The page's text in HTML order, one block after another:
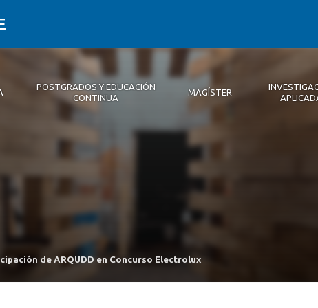
Autoridades
Infraestructura
Descripción
POSTGRADOS Y EDUCACIÓN
CONTINUA
Magíster
MAGÍSTER
Noticias 2026
Publicaciones
de ARQUDD en Concurso Electrolux